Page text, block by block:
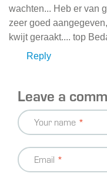
wachten... Heb er van
zeer goed
kwijt geraakt.... top
Reply
Leave a
Your name
Email